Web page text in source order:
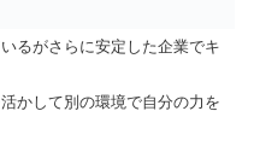
るがさらに安定した企業でキ
かして別の環境で自分の力を